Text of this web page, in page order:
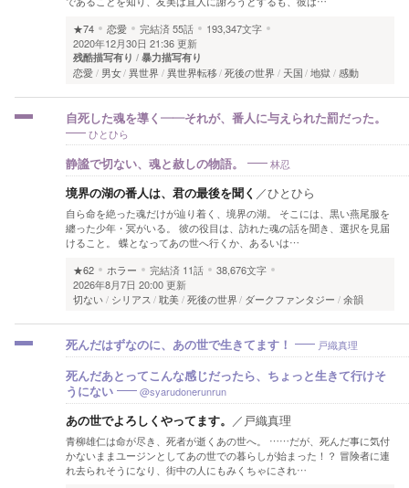
★74
恋愛 完結済55話
193,347文字
2020年12月30日 21:36 更新
残酷描写有り 暴力描写有り
恋愛 男女 異世界 異世界転移 死後の世界 天国 地獄 感動
自死した魂を導く——それが、番人に与えられた罰だった。
ひとひら
静謐で切ない、魂と赦しの物語。 林忍
境界の湖の番人は、君の最後を聞く ／ひとひら
自ら命を絶った魂だけが辿り着く、境界の湖。 そこには、黒い燕尾服を
纏った少年・冥がいる。 彼の役目は、訪れた魂の話を聞き、選択を見届
けること。 蝶となってあの世へ行くか、あるいは…
★62
ホラー 完結済 11話
38,676文字
2026年8月7日 20:00 更新
切ない
シリアス 耽美 死後の世界 ダークファンタジー 余韻
死んだはずなのに、あの世で生きてます！ 戸織真理
死んだあとってこんな感じだったら、ちょっと生きて行けそ
うにない
@syarudonerunrun
あの世でよろしくやってます。 ／ 戸織真理
青柳雄仁は命が尽き、死者が逝くあの世へ。 ……だが、死んだ事に気付
かないままユージンとしてあの世での暮らしが始まった！？ 冒険者に連
れ去られそうになり、街中の人にもみくちゃにされ…